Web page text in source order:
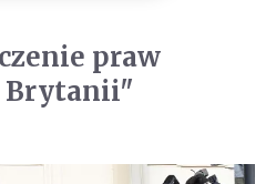
praw
Brytanii"